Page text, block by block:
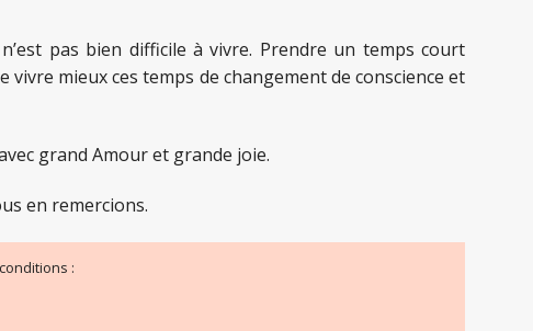
pas bien difficile à vivre. Prendre un temps court
mieux ces temps de changement de conscience et
grand Amour et grande joie.
en remercions.
: